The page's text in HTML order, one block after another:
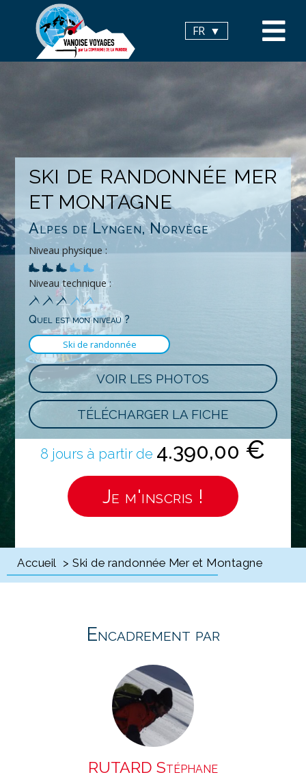
FR
SKI DE RANDONNÉE MER
ET MONTAGNE
Alpes de Lyngen, Norvège
Niveau physique :
Niveau technique :
Quel est mon niveau ?
Ski de randonnée
VOIR LES PHOTOS
TÉLÉCHARGER LA FICHE
8 jours à partir de 4.390,00 €
Je m'inscris !
Accueil > Ski de randonnée Mer et Montagne
Encadrement par
RUTARD Stéphane
Panneau de gestion des cookies